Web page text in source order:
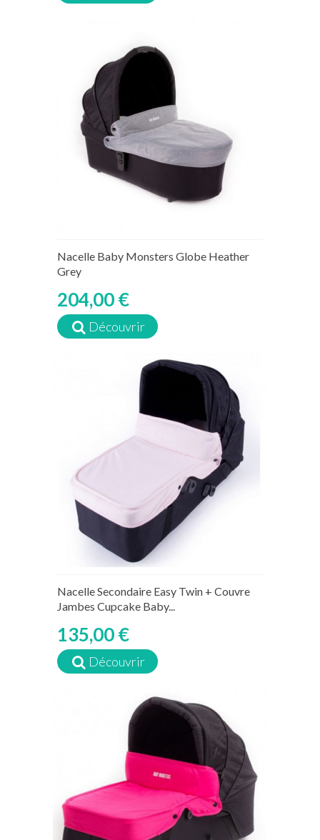
Nacelle Baby Monsters Globe Heather
Grey
204,00 €
Découvrir
Nacelle Secondaire Easy Twin + Couvre
Jambes Cupcake Baby...
135,00 €
Découvrir